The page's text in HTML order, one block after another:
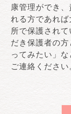
康管理ができ
れる方であれ
所で保護され
だき保護者の
ってみたい」
ご連絡ください